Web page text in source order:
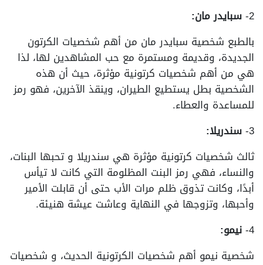
2- سبايدر مان:
بالطبع شخصية سبايدر مان من أهم شخصيات الكرتون
الجديدة، وقديمة ومستمرة مع حب المشاهدين لها، لذا
هي من أهم شخصيات كرتونية مؤثرة، حيث أن هذه
الشخصية بطل يستطيع الطيران، وينقذ الآخرين، فهو رمز
للمساعدة والعطاء.
3- سندريلا:
ثالث شخصيات كرتونية مؤثرة هي سندريلا و تحبها البنات،
والنساء، فهي رمز البنت المظلومة التي كانت لا تيأس
أبدًا، وكانت تذوق ظلم مرات الأب حتى أن قابلت الأمير
وأحبها، وتزوجها في النهاية وعاشت عيشة هنيئة.
4- نيمو:
شخصية نيمو أهم شخصيات الكرتونية الحديث، و شخصيات